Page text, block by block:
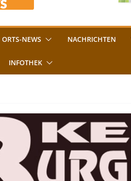
ORTS-NEWS NACHRICHTEN
INFOTHEK